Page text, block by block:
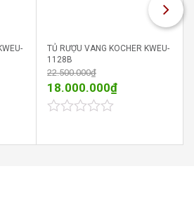
TỦ RƯỢU VANG KOCHER KWEU-
1128B
22.500.000₫
18.000.000₫
of